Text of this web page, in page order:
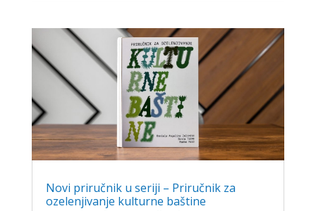
Novi priručnik u seriji – Priručnik za
ozelenjivanje kulturne baštine